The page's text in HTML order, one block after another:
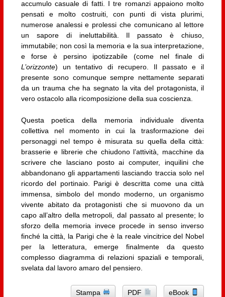
accumulo casuale di fatti. I tre romanzi appaiono molto
pensati e molto costruiti, con punti di vista plurimi,
numerose analessi e prolessi che comunicano al lettore
un sapore di ineluttabilità. Il passato è chiuso,
immutabile; non così la memoria e la sua interpretazione,
e forse è persino ipotizzabile (come nel finale di
L’orizzonte) un tentativo di recupero. Il passato e il
presente sono comunque sempre nettamente separati
da un trauma che ha segnato la vita del protagonista, il
vero ostacolo alla ricomposizione della sua coscienza.
Questa poetica della memoria individuale diventa
collettiva nel momento in cui la trasformazione dei
personaggi nel tempo è misurata su quella della città:
brasserie e librerie che chiudono l’attività, macchine da
scrivere che lasciano posto ai computer, inquilini che
abbandonano gli appartamenti lasciando traccia solo nel
ricordo del portinaio. Parigi è descritta come una città
immensa, simbolo del mondo moderno, un organismo
vivente abitato da protagonisti che si muovono da un
capo all’altro della metropoli, dal passato al presente; lo
sforzo della memoria invece procede in senso inverso
finché la città, la Parigi che è la reale vincitrice del Nobel
per la letteratura, emerge finalmente da questo
complesso diagramma di relazioni spaziali e temporali,
svelata dal lavoro amaro del pensiero.
Stampa PDF eBook